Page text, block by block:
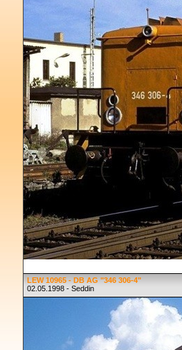
LEW 10965 - DB AG "346 306-4"
02.05.1998 - Seddin